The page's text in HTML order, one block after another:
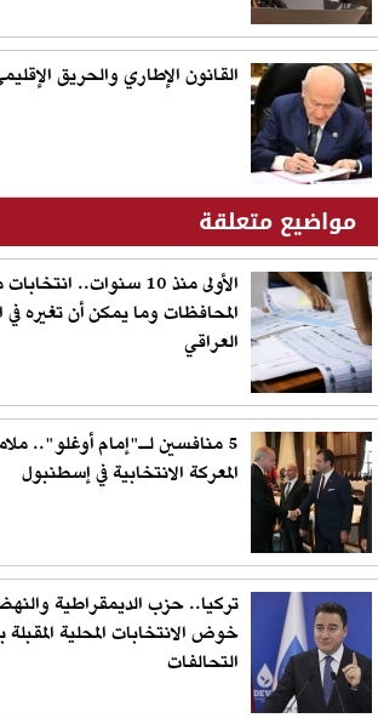
القانون الإطاري والحريق
مواضيع متعلقة
الأولى منذ 10 سنوات..
المحافظات وما يمكن أن تغيره في
العراقي
5 منافسين لـ"إمام أوغلو"..
المعركة الانتخابية في إسطنبول
تركيا.. حزب الديمقراطية
خوض الانتخابات المحلية
التحالفات